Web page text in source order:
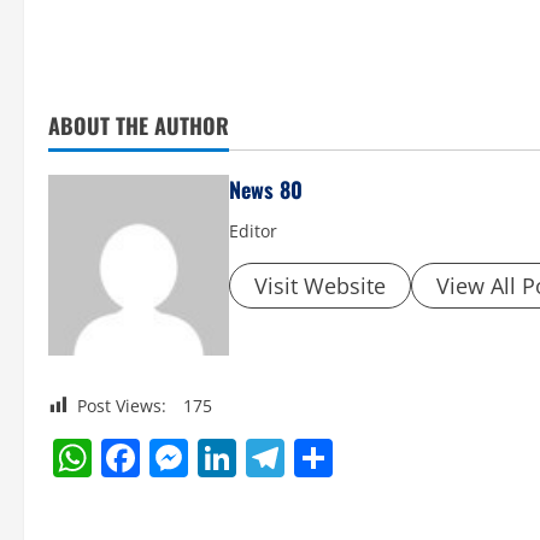
ABOUT THE AUTHOR
News 80
Editor
Visit Website View All
Post Views: 175
WhatsApp
Facebook
Messenger
LinkedIn
Telegram